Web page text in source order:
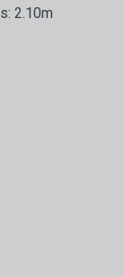
2.10m